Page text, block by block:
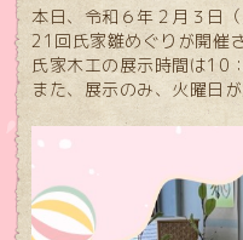
本日、令和６年２月３日
21回氏家雛めぐりが開催
氏家木工の展示時間は10
また、展示のみ、火曜日